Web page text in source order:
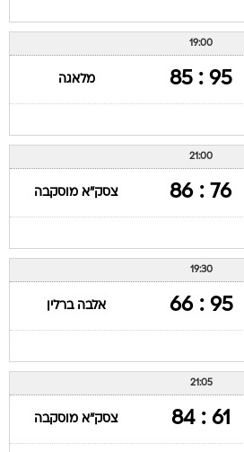
19:00
95 : 85 מלאגה
21:00
76 : 86 צסק"א מוסקבה
19:30
95 : 66 אלבה ברלין
21:05
61 : 84 צסק"א מוסקבה